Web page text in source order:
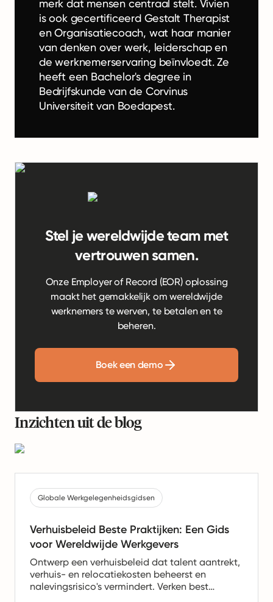
merk dat mensen centraal stelt. Vivien
is ook gecertificeerd Gestalt Therapist
en Organisatiecoach, wat haar manier
van denken over werk, leiderschap en
de werknemerservaring beïnvloedt. Ze
heeft een Bachelor's degree in
Bedrijfskunde van de Corvinus
Universiteit van Boedapest.
Stel je wereldwijde team met
vertrouwen samen.
Onze Employer of Record (EOR) oplossing
maakt het gemakkelijk om wereldwijde
werknemers te werven, te betalen en te
beheren.
Boek een demo
Inzichten uit de blog
Globale Werkgelegenheidsgidsen
Verhuisbeleid Beste Praktijken: Een Gids
voor Wereldwijde Werkgevers
Ontwerp een verhuisbeleid dat talent aantrekt,
verhuis- en relocatiekosten beheerst en
nalevingsrisico's vermindert. Verken best